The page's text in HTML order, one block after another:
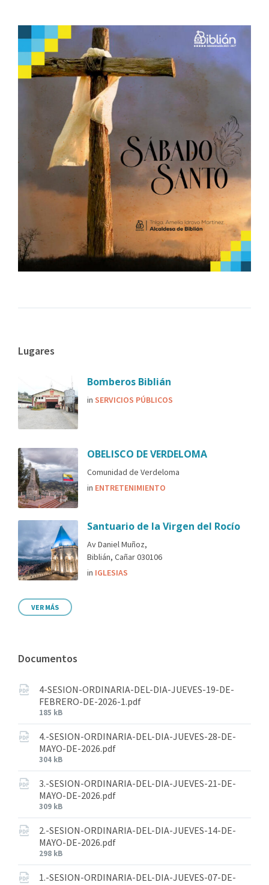
Lugares
Bomberos Biblián
in SERVICIOS PÚBLICOS
OBELISCO DE VERDELOMA
Comunidad de Verdeloma
in ENTRETENIMIENTO
Santuario de la Virgen del Rocío
Av Daniel Muñoz,
Biblián, Cañar 030106
in IGLESIAS
VER MÁS
Documentos
4-SESION-ORDINARIA-DEL-DIA-JUEVES-19-DE-
FEBRERO-DE-2026-1.pdf
185 kB
4.-SESION-ORDINARIA-DEL-DIA-JUEVES-28-DE-
MAYO-DE-2026.pdf
304 kB
3.-SESION-ORDINARIA-DEL-DIA-JUEVES-21-DE-
MAYO-DE-2026.pdf
309 kB
2.-SESION-ORDINARIA-DEL-DIA-JUEVES-14-DE-
MAYO-DE-2026.pdf
298 kB
1.-SESION-ORDINARIA-DEL-DIA-JUEVES-07-DE-